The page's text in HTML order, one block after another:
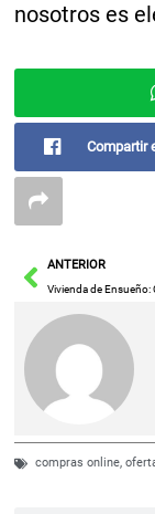
nosotros es
Compartir
AntANTERIOR
compras online,